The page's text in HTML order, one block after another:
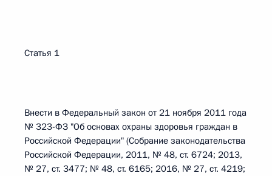
Статья 1
Внести в Федеральный закон от 21 ноября 2011 года
№ 323-ФЗ "Об основах охраны здоровья граждан в
Российской Федерации" (Собрание законодательства
Российской Федерации, 2011, № 48, ст. 6724; 2013,
№ 27, ст. 3477; № 48, ст. 6165; 2016, № 27, ст. 4219;